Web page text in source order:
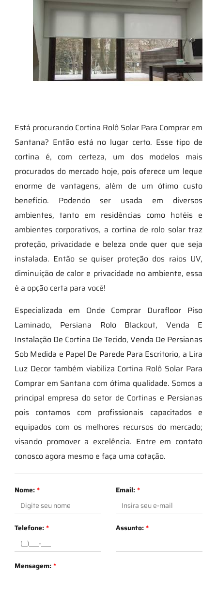
Está procurando Cortina Rolô Solar Para Comprar em
Santana? Então está no lugar certo. Esse tipo de
cortina é, com certeza, um dos modelos mais
procurados do mercado hoje, pois oferece um leque
enorme de vantagens, além de um ótimo custo
benefício. Podendo ser usada em diversos
ambientes, tanto em residências como hotéis e
ambientes corporativos, a cortina de rolo solar traz
proteção, privacidade e beleza onde quer que seja
instalada. Então se quiser proteção dos raios UV,
diminuição de calor e privacidade no ambiente, essa
é a opção certa para você!
Especializada em Onde Comprar Durafloor Piso
Laminado, Persiana Rolo Blackout, Venda E
Instalação De Cortina De Tecido, Venda De Persianas
Sob Medida e Papel De Parede Para Escritorio, a Lira
Luz Decor também viabiliza Cortina Rolô Solar Para
Comprar em Santana com ótima qualidade. Somos a
principal empresa do setor de Cortinas e Persianas
pois contamos com profissionais capacitados e
equipados com os melhores recursos do mercado;
visando promover a excelência. Entre em contato
conosco agora mesmo e faça uma cotação.
Nome:* Email:*
Telefone:* Assunto:*
Mensagem:*